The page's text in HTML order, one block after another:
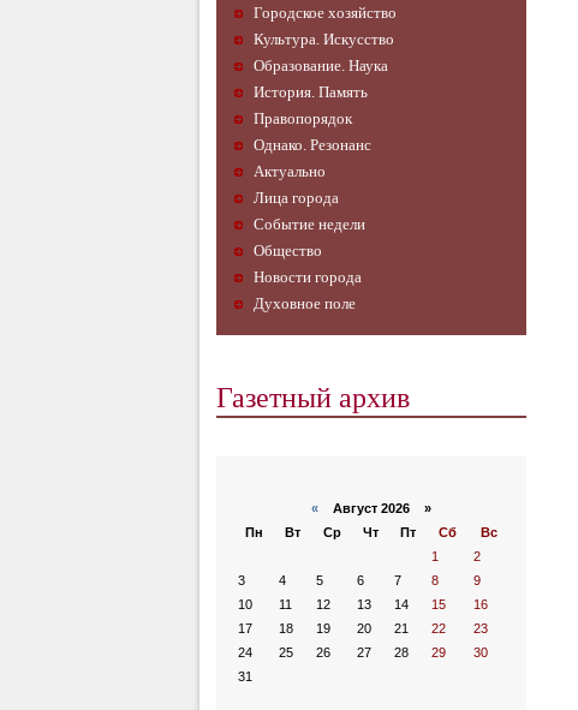
Городское хозяйство
Культура. Искусство
Образование. Наука
История. Память
Правопорядок
Однако. Резонанс
Актуально
Лица города
Событие недели
Общество
Новости города
Духовное поле
Газетный архив
« Август 2026 »
Пн
Вт Ср Чт Пт Сб
Вс
1
2
3
4 5 6 7 8
9
10
11 12 13 14 15
16
17
18 19 20 21 22
23
24
25 26 27 28 29
30
31